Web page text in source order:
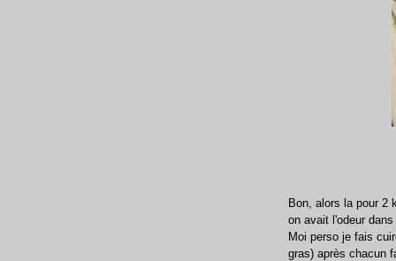
Bon, alors la pour 2
on avait l'odeur
Moi perso je fais
gras) après chacun